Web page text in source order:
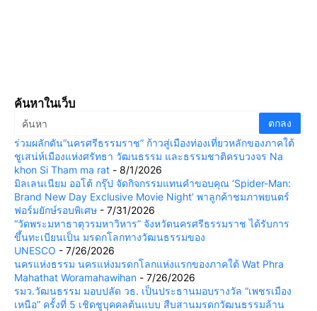
ค้นหาในเว็บ
ร่วมผลักดัน“นครศรีธรรมราช” ก้าวสู่เมืองท่องเที่ยวหลักของภาคใต้
ชูเสน่ห์เมืองแห่งศรัทธา วัฒนธรรม และธรรมชาติครบวงจร Na
khon Si Tham ma rat - 8/1/2026
มิลเลนเนียม ออโต้ กรุ๊ป จัดกิจกรรมแทนคำขอบคุณ ‘Spider-Man:
Brand New Day Exclusive Movie Night’ พาลูกค้าชมภาพยนตร์
ฟอร์มยักษ์รอบพิเศษ - 7/31/2026
“วัดพระมหาธาตุวรมหาวิหาร” จังหวัดนครศรีธรรมราช ได้รับการ
ขึ้นทะเบียนเป็น มรดกโลกทางวัฒนธรรมของ
UNESCO - 7/26/2026
นครแห่งธรรม นครแห่งมรดกโลกแห่งแรกของภาคใต้ Wat Phra
Mahathat Woramahawihan - 7/26/2026
รมว.วัฒนธรรม มอบปลัด วธ. เป็นประธานมอบรางวัล “เพชรเมือง
เหนือ” ครั้งที่ 5 เชิดชูบุคคลต้นแบบ สืบสานมรดกวัฒนธรรมล้าน